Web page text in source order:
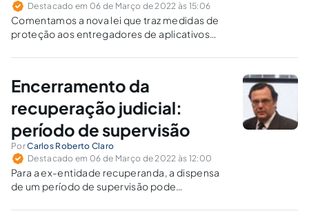
Destacado em 06 de Março de 2022 às 15:06
Comentamos a nova lei que traz medidas de
proteção aos entregadores de aplicativos
pública decorrente da pandemia de covid-19.
Encerramento da
recuperação judicial:
período de supervisão
PorCarlos Roberto Claro
Destacado em 06 de Março de 2022 às 12:00
Para a ex-entidade recuperanda, a dispensa
de um período de supervisão pode
recepção no mercado, em plena